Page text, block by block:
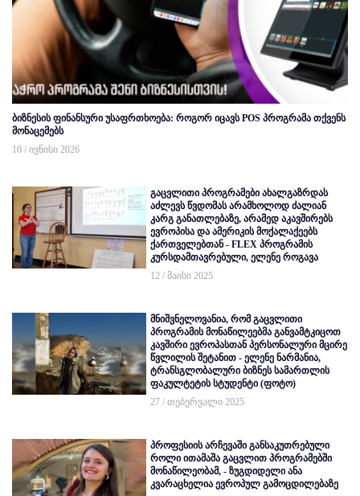
ბიზნესის ფინანსური უსაფრთხოება: როგორ იცავს POS პროგრამა თქვენს
მონაცემებს
10 / ივნისი 2026
გაცვლითი პროგრამები ახალგაზრდას
აძლევს წვდომას არამხოლოდ ძალიან
კარგ განათლებაზე, არამედ აკავშირებს
ევროპისა და ამერიკის მოქალაქეებს
ქართველებთან - FLEX პროგრამის
კურსდამთავრებული, ელენე როგავა
12 / მაისი 2025
მნიშვნელოვანია, რომ გაცვლითი
პროგრამის მონაწილეებმა განვამტკიცოთ
კავშირი ევროპასთან პერსონალური მცირე
წვლილის შეტანით - ელენე ნარმანია,
ტრანსგლობალური ბიზნეს სამართლის
ფაკულტეტის სტუდენტი (ფოტო)
27 / თებერვალი 2025
პროფესიის არჩევაში განსაკუთრებული
როლი ითამაშა გაცვლით პროგრამებში
მონაწილეობამ, - ზუგდიდელი ანა
კვარაცხელია ევროპულ გამოცდილებაზე